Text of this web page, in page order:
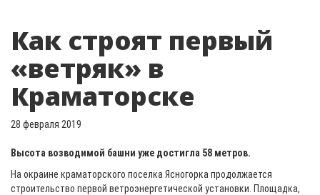
Как строят первый
«ветряк» в
Краматорске
28 февраля 2019
Высота возводимой башни уже достигла 58 метров.
На окраине краматорского поселка Ясногорка продолжается
строительство первой ветроэнергетической установки. Площадка,